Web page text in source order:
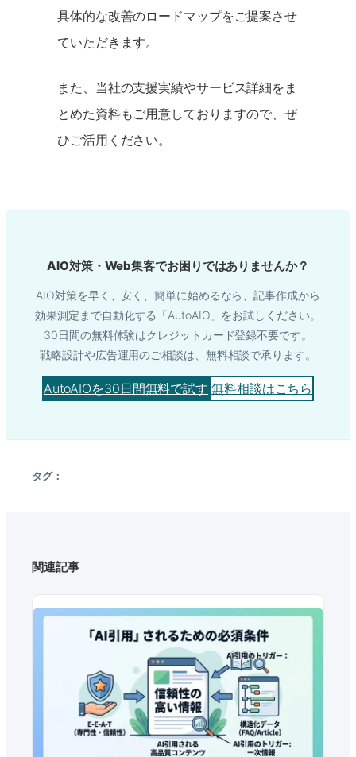
具体的な改善のロードマップをご提案させ
ていただきます。
また、当社の支援実績やサービス詳細をま
とめた資料もご用意しておりますので、ぜ
ひご活用ください。
AIO対策・Web集客でお困りではありませんか？
AIO対策を早く、安く、簡単に始めるなら、記事作成から
効果測定まで自動化する「AutoAIO」をお試しください。
30日間の無料体験はクレジットカード登録不要です。
戦略設計や広告運用のご相談は、無料相談で承ります。
AutoAIOを30日間無料で試す 無料相談はこちら
タグ：
関連記事